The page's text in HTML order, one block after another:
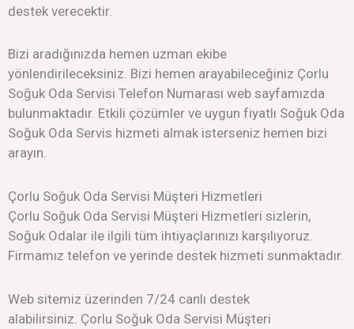
destek verecektir.
Bizi aradığınızda hemen uzman ekibe
yönlendirileceksiniz. Bizi hemen arayabileceğiniz Çorlu
Soğuk Oda Servisi Telefon Numarası web sayfamızda
bulunmaktadır. Etkili çözümler ve uygun fiyatlı Soğuk Oda
Soğuk Oda Servis hizmeti almak isterseniz hemen bizi
arayın.
Çorlu Soğuk Oda Servisi Müşteri Hizmetleri
Çorlu Soğuk Oda Servisi Müşteri Hizmetleri sizlerin,
Soğuk Odalar ile ilgili tüm ihtiyaçlarınızı karşılıyoruz.
Firmamız telefon ve yerinde destek hizmeti sunmaktadır.
Web sitemiz üzerinden 7/24 canlı destek
alabilirsiniz. Çorlu Soğuk Oda Servisi Müşteri